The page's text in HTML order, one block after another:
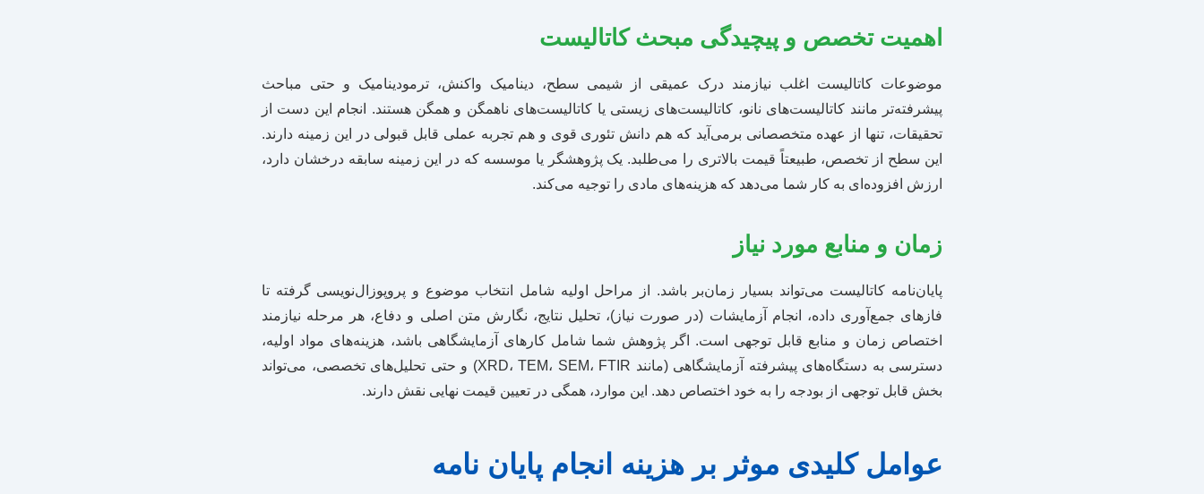
اهمیت تخصص و پیچیدگی مبحث کاتالیست
موضوعات کاتالیست اغلب نیازمند درک عمیقی از شیمی سطح، دینامیک واکنش، ترمودینامیک و حتی مباحث
پیشرفته‌تر مانند کاتالیست‌های نانو، کاتالیست‌های زیستی یا کاتالیست‌های ناهمگن و همگن هستند. انجام این دست از
تحقیقات، تنها از عهده متخصصانی برمی‌آید که هم دانش تئوری قوی و هم تجربه عملی قابل قبولی در این زمینه دارند.
این سطح از تخصص، طبیعتاً قیمت بالاتری را می‌طلبد. یک پژوهشگر یا موسسه که در این زمینه سابقه درخشان دارد،
ارزش افزوده‌ای به کار شما می‌دهد که هزینه‌های مادی را توجیه می‌کند.
زمان و منابع مورد نیاز
پایان‌نامه کاتالیست می‌تواند بسیار زمان‌بر باشد. از مراحل اولیه شامل انتخاب موضوع و پروپوزال‌نویسی گرفته تا
فازهای جمع‌آوری داده، انجام آزمایشات (در صورت نیاز)، تحلیل نتایج، نگارش متن اصلی و دفاع، هر مرحله نیازمند
اختصاص زمان و منابع قابل توجهی است. اگر پژوهش شما شامل کارهای آزمایشگاهی باشد، هزینه‌های مواد اولیه،
دسترسی به دستگاه‌های پیشرفته آزمایشگاهی (مانند XRD، TEM، SEM، FTIR) و حتی تحلیل‌های تخصصی، می‌تواند
بخش قابل توجهی از بودجه را به خود اختصاص دهد. این موارد، همگی در تعیین قیمت نهایی نقش دارند.
عوامل کلیدی موثر بر هزینه انجام پایان نامه